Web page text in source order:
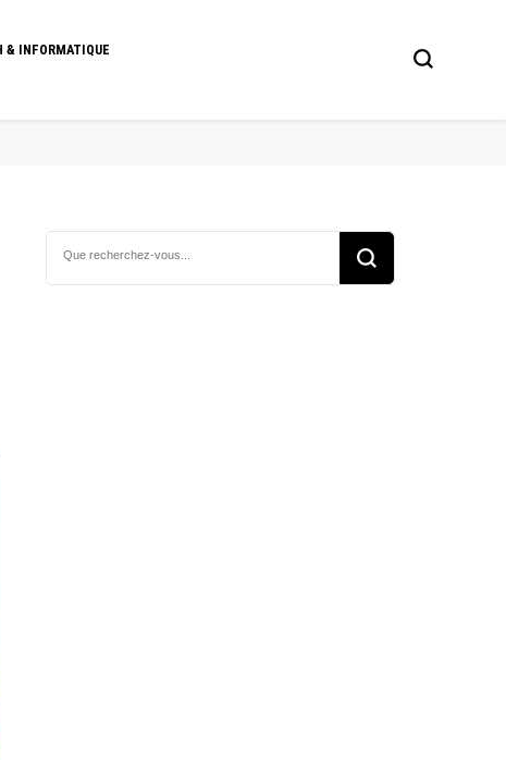
& INFORMATIQUE
recherchiez